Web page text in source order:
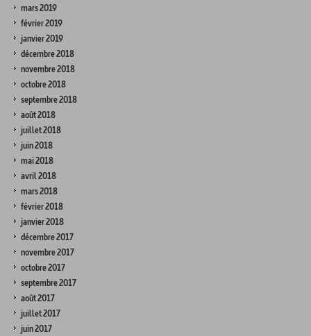
mars 2019
février 2019
janvier 2019
décembre 2018
novembre 2018
octobre 2018
septembre 2018
août 2018
juillet 2018
juin 2018
mai 2018
avril 2018
mars 2018
février 2018
janvier 2018
décembre 2017
novembre 2017
octobre 2017
septembre 2017
août 2017
juillet 2017
juin 2017